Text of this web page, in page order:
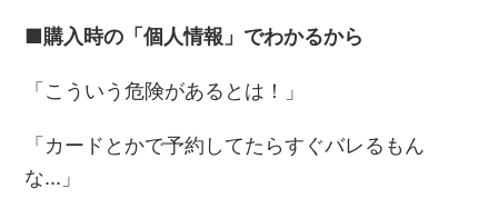
■購入時の「個人情報」でわかるから
「こういう危険があるとは！」
「カードとかで予約してたらすぐバレるもん
な…」